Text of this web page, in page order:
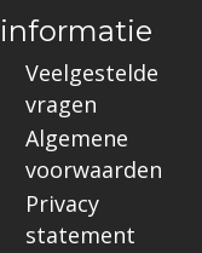
informatie
Veelgestelde
vragen
Algemene
voorwaarden
Privacy
statement